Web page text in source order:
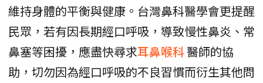
維持身體的平衡與健康。台灣鼻科醫學會更提醒
民眾，若有因長期經口呼吸，導致慢性鼻炎、常
鼻塞等困擾，應盡快尋求耳鼻喉科醫師的協
助，切勿因為經口呼吸的不良習慣而衍生其他問